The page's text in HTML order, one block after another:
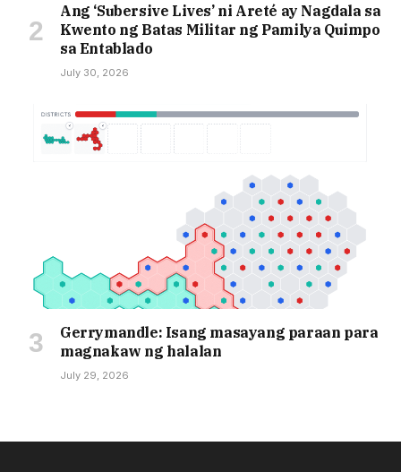
Ang ‘Subersive Lives’ ni Areté ay Nagdala sa
Kwento ng Batas Militar ng Pamilya Quimpo
sa Entablado
July 30, 2026
Gerrymandle: Isang masayang paraan para
magnakaw ng halalan
July 29, 2026